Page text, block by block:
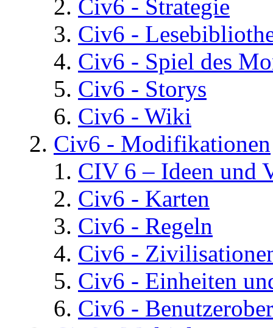
Civ6 - Strategie
Civ6 -
Civ6 - Spiel des
Civ6 - Storys
Civ6 - Wiki
Civ6 - Modifikationen
CIV 6 – Ideen und
Civ6 - Karten
Civ6 - Regeln
Civ6 -
Civ6 - Einheiten
Civ6 -